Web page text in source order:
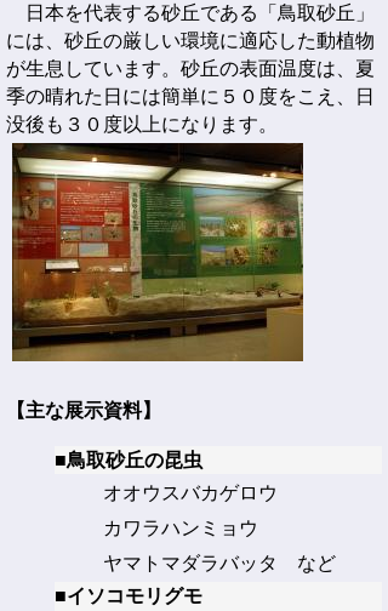
日本を代表する砂丘である「鳥取砂丘」
には、砂丘の厳しい環境に適応した動植物
が生息しています。砂丘の表面温度は、夏
季の晴れた日には簡単に５０度をこえ、日
没後も３０度以上になります。
【主な展示資料】
■鳥取砂丘の昆虫
オオウスバカゲロウ
カワラハンミョウ
ヤマトマダラバッタ など
■イソコモリグモ